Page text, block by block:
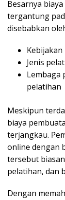
Besarnya
tergantung
disebabkan
Jenis
Lembaga
pelatihan
Meskipun
biaya
terjangkau.
online dengan
tersebut
pelatihan, dan
Dengan